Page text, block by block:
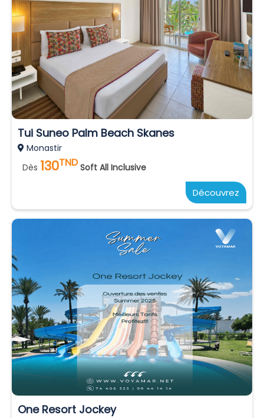
Tui Suneo Palm Beach Skanes
Monastir
Dès 130TND Soft All Inclusive
Découvrez
One Resort Jockey